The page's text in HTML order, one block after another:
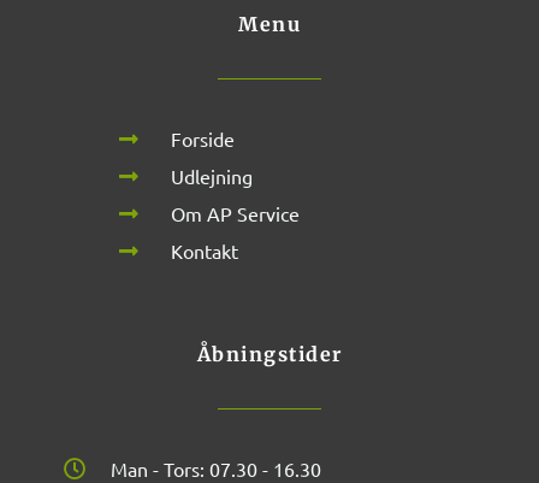
Menu
Forside
Udlejning
Om AP Service
Kontakt
Åbningstider
Man - Tors: 07.30 - 16.30